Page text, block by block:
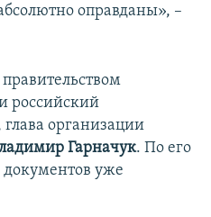
оправданы», –
российский
организации
Гарначук. По его
уже